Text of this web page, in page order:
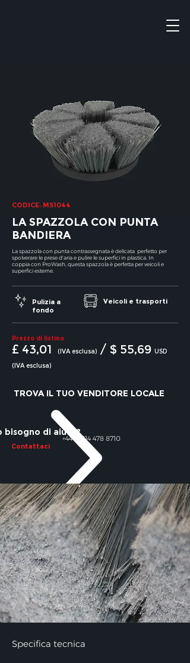
CODICE: MS1044
LA SPAZZOLA CON PUNTA
BANDIERA
La spazzola con punta contrassegnata è delicata perfetto per
spolverare le prese d'aria e pulire le superfici in plastica. In
coppia con ProWash, questa spazzola è perfetta per veicoli e
superfici esterne.
Pulizia a
fondo
Veicoli e trasporti
Prezzo di listino
£ 43,01 (IVA esclusa) / $ 55,69 USD
(IVA esclusa)
TROVA IL TUO VENDITORE LOCALE
+44 (0)114 478 8710
bisogno di aiuto?
Contattaci
Specifica tecnica